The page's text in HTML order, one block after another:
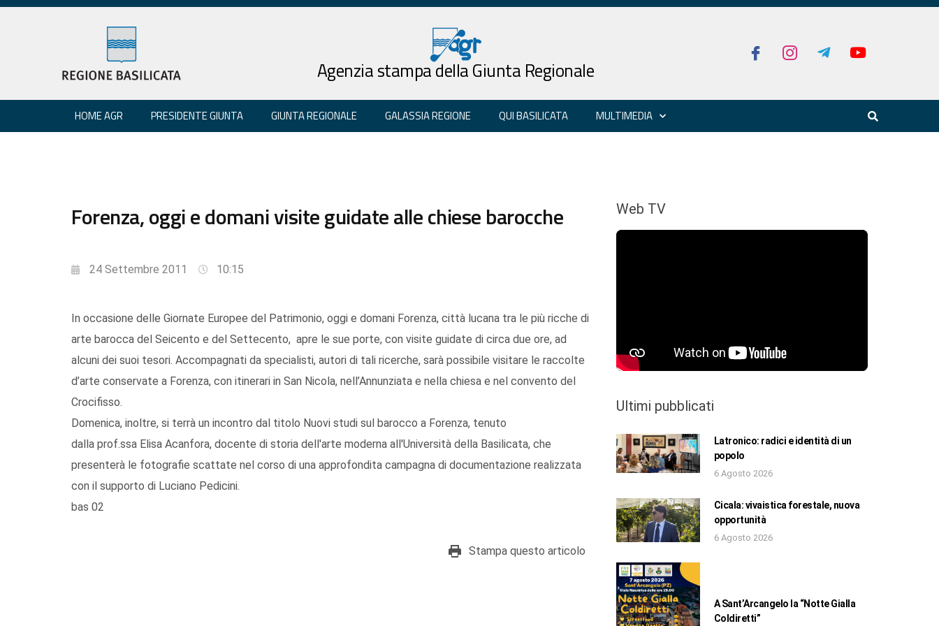
Agenzia stampa della Giunta Regionale
HOME AGR PRESIDENTE GIUNTA GIUNTA REGIONALE GALASSIA REGIONE QUI BASILICATA MULTIMEDIA
Forenza, oggi e domani visite guidate alle chiese barocche
24 Settembre 2011 10:15
In occasione delle Giornate Europee del Patrimonio, oggi e domani Forenza, città lucana tra le più ricche di
arte barocca del Seicento e del Settecento, apre le sue porte, con visite guidate di circa due ore, ad
alcuni dei suoi tesori. Accompagnati da specialisti, autori di tali ricerche, sarà possibile visitare le raccolte
d’arte conservate a Forenza, con itinerari in San Nicola, nell’Annunziata e nella chiesa e nel convento del
Crocifisso.
Domenica, inoltre, si terrà un incontro dal titolo Nuovi studi sul barocco a Forenza, tenuto
dalla prof.ssa Elisa Acanfora, docente di storia dell'arte moderna all'Università della Basilicata, che
presenterà le fotografie scattate nel corso di una approfondita campagna di documentazione realizzata
con il supporto di Luciano Pedicini.
bas 02
Stampa questo articolo
Web TV
Ultimi pubblicati
Latronico: radici e identità di un
popolo
6 Agosto 2026
Cicala: vivaistica forestale, nuova
opportunità
6 Agosto 2026
A Sant’Arcangelo la “Notte Gialla
Coldiretti”